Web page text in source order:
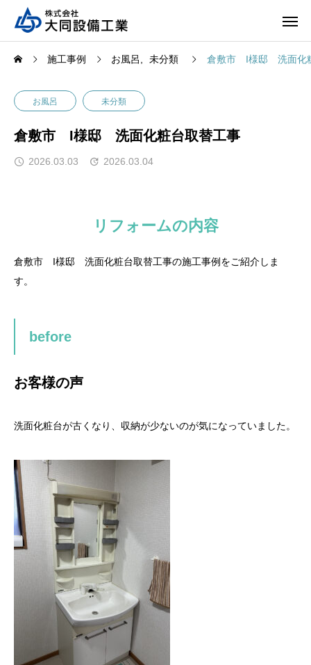
施工事例 お風呂 未分類 倉敷市 I様邸 洗面化
お風呂 未分類
倉敷市 I様邸 洗面化粧台取替工事
2026.03.03 2026.03.04
リフォームの内容
倉敷市 I様邸 洗面化粧台取替工事の施工事例をご紹介しま
す。
before
お客様の声
洗面化粧台が古くなり、収納が少ないのが気になっていました。